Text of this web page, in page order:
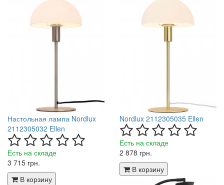
Настольная лампа Nordlux
2112305032 Ellen
Есть на складе
3 715 грн.
В корзину
Nordlux 2112305035 Ellen
Есть на складе
2 878 грн.
В корзину